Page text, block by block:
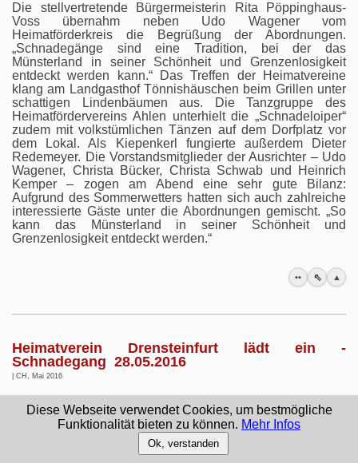
Die stellvertretende Bürgermeisterin Rita Pöppinghaus-
Voss übernahm neben Udo Wagener vom
Heimatförderkreis die Begrüßung der Abordnungen.
„Schnadegänge sind eine Tradition, bei der das
Münsterland in seiner Schönheit und Grenzenlosigkeit
entdeckt werden kann.“ Das Treffen der Heimatvereine
klang am Landgasthof Tönnishäuschen beim Grillen unter
schattigen Lindenbäumen aus. Die Tanzgruppe des
Heimatfördervereins Ahlen unterhielt die „Schnadeloiper“
zudem mit volkstümlichen Tänzen auf dem Dorfplatz vor
dem Lokal. Als Kiepenkerl fungierte außerdem Dieter
Redemeyer. Die Vorstandsmitglieder der Ausrichter – Udo
Wagener, Christa Bücker, Christa Schwab und Heinrich
Kemper – zogen am Abend eine sehr gute Bilanz:
Aufgrund des Sommerwetters hatten sich auch zahlreiche
interessierte Gäste unter die Abordnungen gemischt. „So
kann das Münsterland in seiner Schönheit und
Grenzenlosigkeit entdeckt werden.“
•• ⇖ ▲
Heimatverein Drensteinfurt lädt ein -
Schnadegang 28.05.2016
| CH, Mai 2016
Aus der Nachbarstadt Drensteinfurt erreichte uns eine
Einladung - Schnadegang mit Festakt am Samstag, 28.
Mai 2016 – Auch wenn in Sendenhorst St. Martinus-
Schützenfest ist, werden hoffentlich einige Sendenhorster
mitkommen! Der Heimat
Diese Webseite verwendet Cookies, um bestmögliche
Funktionalität bieten zu können. Mehr Infos
Ok, verstanden